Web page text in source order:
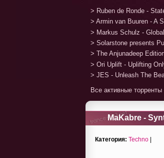
> Ruben de Ronde -
> Armin van Buuren - A
> Markus Schulz -
> Solarstone presents
> The Anjunadeep
> Ori Uplift - Uplifting
> JES - Unleash The
Все активные
MaKabre -
Категория: Techno |